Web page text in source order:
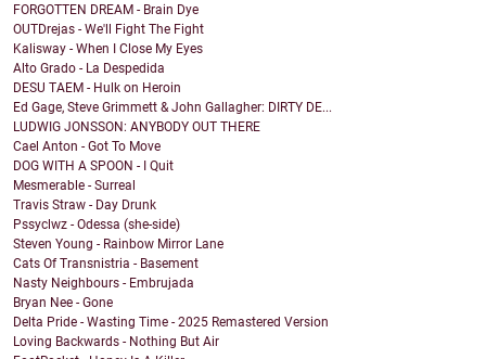
FORGOTTEN DREAM - Brain Dye
OUTDrejas - We'll Fight The Fight
Kalisway - When I Close My Eyes
Alto Grado - La Despedida
DESU TAEM - Hulk on Heroin
Ed Gage, Steve Grimmett & John Gallagher: DIRTY DE...
LUDWIG JONSSON: ANYBODY OUT THERE
Cael Anton - Got To Move
DOG WITH A SPOON - I Quit
Mesmerable - Surreal
Travis Straw - Day Drunk
Pssyclwz - Odessa (she-side)
Steven Young - Rainbow Mirror Lane
Cats Of Transnistria - Basement
Nasty Neighbours - Embrujada
Bryan Nee - Gone
Delta Pride - Wasting Time - 2025 Remastered Version
Loving Backwards - Nothing But Air